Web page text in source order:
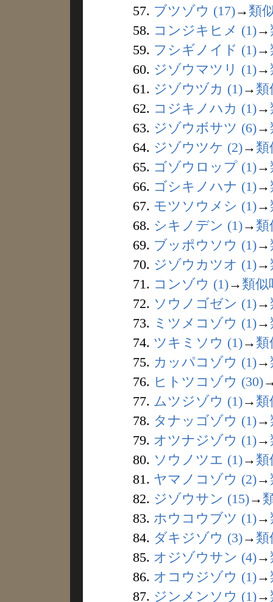
57. ブツゾウ (17)→ 類
58. コンジキヒメ (1)→
59. フシギノイド (1)→
60. ジゾウマツリ (1)→
61. ジゾウヅカ (1)→ 類
62. コジキノハカ (1)→
63. ジゾウボサツ (6)→
64. ジゾウツケ (2)→ 類
65. ゴゾウロップ (1)→
66. ゴシキノハナ (1)→
67. モツソウメシ (1)→
68. シキノデン (1)→ 類
69. ブッポウソウ (1)→
70. ジゾウカツオ (1)→
71. コンゾウ (1)→ 類似
72. ソウノゴゼン (1)→
73. ミツメコゾウ (1)→
74. ツキミソウ (1)→ 類
75. カッパコゾウ (1)→
76. ヒトツコゾウ (30)
77. ムツジゾウ (1)→ 類
78. タナッゴゾウ (1)→
79. オツナジゾウ (1)→
80. ソウノツエ (1)→ 類
81. ヤマノコゾウ (2)→
82. ジゾウサン (15)→
83. ホウコウブツ (1)→
84. ダキジゾウ (3)→ 類
85. オジゾウサン (4)→
86. オコウジゾウ (1)→
87. ジンメンソウ (1)→